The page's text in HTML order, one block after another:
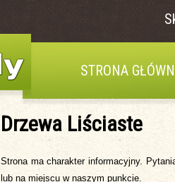
STRONA
Drzewa Liściaste
Strona ma charakter informacyjny.
lub na miejscu w naszym punkcie.